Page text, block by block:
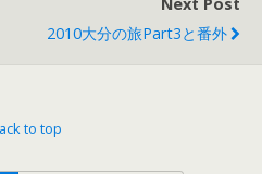
2010大分の旅Part3と番外
to top